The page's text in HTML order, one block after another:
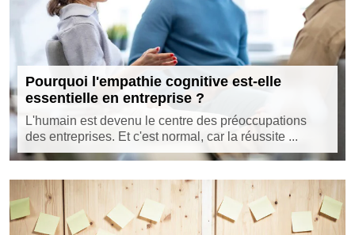
Pourquoi l'empathie cognitive est-elle
essentielle en entreprise ?
L'humain est devenu le centre des préoccupations
des entreprises. Et c'est normal, car la réussite ...